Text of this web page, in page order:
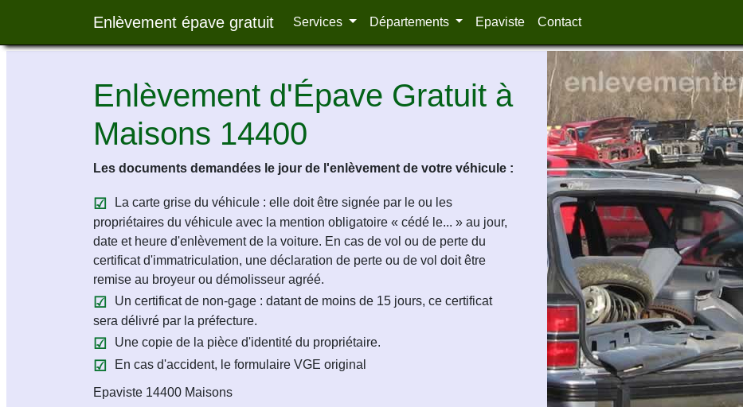
Enlèvement épave gratuit Services Départements Epaviste Contact
Enlèvement d'Épave Gratuit à
Maisons 14400
Les documents demandées le jour de l'enlèvement de votre véhicule :
La carte grise du véhicule : elle doit être signée par le ou les
propriétaires du véhicule avec la mention obligatoire « cédé le... » au jour,
date et heure d'enlèvement de la voiture. En cas de vol ou de perte du
certificat d'immatriculation, une déclaration de perte ou de vol doit être
remise au broyeur ou démolisseur agréé.
Un certificat de non-gage : datant de moins de 15 jours, ce certificat
sera délivré par la préfecture.
Une copie de la pièce d'identité du propriétaire.
En cas d'accident, le formulaire VGE original
Epaviste 14400 Maisons